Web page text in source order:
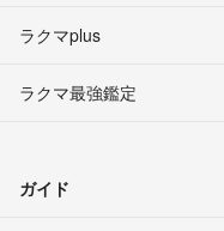
ラクマplus
ラクマ最強鑑定
ガイド